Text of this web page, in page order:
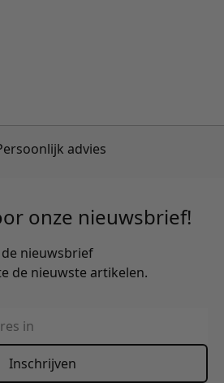
verzending vanaf €50,-
onze nieuwsbrief!
nieuwsbrief
de nieuwste artikelen.
Inschrijven